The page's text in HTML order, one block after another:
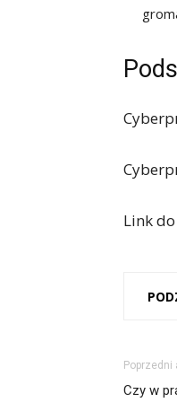
Link
Poprzedni
Czy w